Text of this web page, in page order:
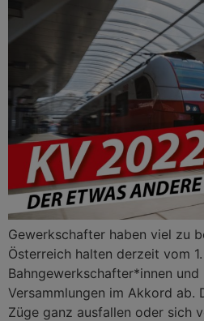
Gewerkschafter haben viel zu
Österreich halten derzeit vom
Bahngewerkschafter*innen
Versammlungen im Akkord ab.
Züge ganz ausfallen oder sich